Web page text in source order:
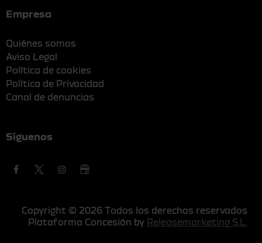
Empresa
Quiénes somos
Aviso Legal
Política de cookies
Política de Privacidad
Canal de denuncias
Síguenos
Copyright © 2026 Todos los derechos reservados
Plataforma Concesión by Releasemarketing S.L.